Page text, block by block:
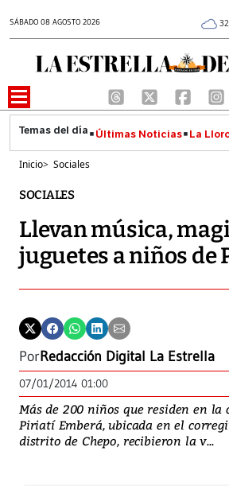
SÁBADO 08 AGOSTO 2026
Últimas Noticias La
Inicio> Sociales
SOCIALES
Llevan música,
juguetes a niños de
PorRedacción Digital La Estrella
07/01/2014 01:00
Más de 200 niños que residen en la
Piriatí Emberá, ubicada en el
distrito de Chepo, recibieron la v...